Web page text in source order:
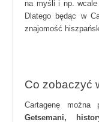
na myśli i np.
Dlatego będąc w
znajomość
Co zobaczyć
Cartagenę
Getsemani,